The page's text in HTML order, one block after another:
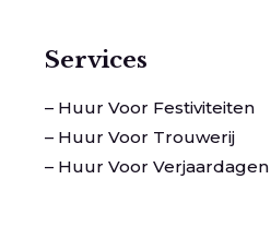
Services
– Huur Voor Festiviteiten
– Huur Voor Trouwerij
– Huur Voor Verjaardagen